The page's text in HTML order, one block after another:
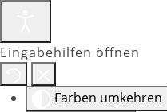
Eingabehilfen öffnen
Farben umkehren